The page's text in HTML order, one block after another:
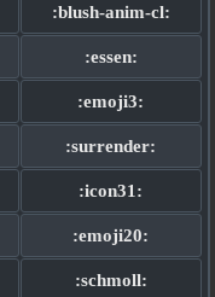
:blush-anim-cl:
:essen:
:emoji3:
:surrender:
:icon31:
:emoji20:
:schmoll: